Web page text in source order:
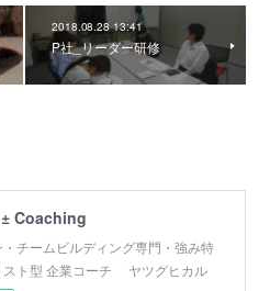
2018.08.28 13:41
P社_リーダー研修
Coaching
チームビルディング専門・強み特
スト型 企業コーチ ヤツグヒカル